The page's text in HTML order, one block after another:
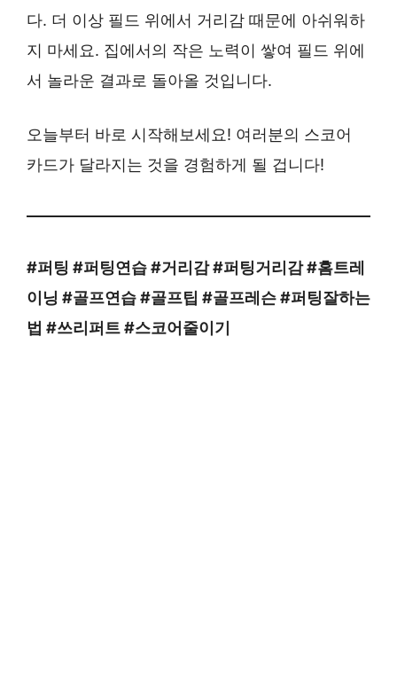
다. 더 이상 필드 위에서 거리감 때문에 아쉬워하
지 마세요. 집에서의 작은 노력이 쌓여 필드 위에
서 놀라운 결과로 돌아올 것입니다.
오늘부터 바로 시작해보세요! 여러분의 스코어
카드가 달라지는 것을 경험하게 될 겁니다!
#퍼팅 #퍼팅연습 #거리감 #퍼팅거리감 #홈트레
이닝 #골프연습 #골프팁 #골프레슨 #퍼팅잘하는
법 #쓰리퍼트 #스코어줄이기